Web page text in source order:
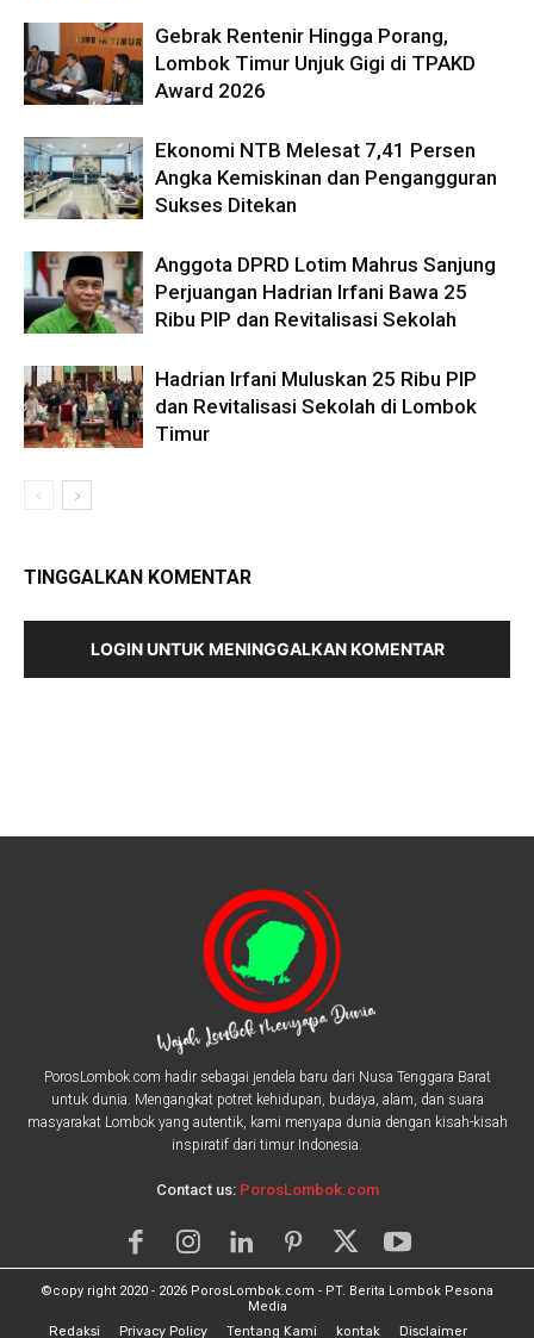
Gebrak Rentenir Hingga Porang,
Lombok Timur Unjuk Gigi di TPAKD
Award 2026
Ekonomi NTB Melesat 7,41 Persen
Angka Kemiskinan dan Pengangguran
Sukses Ditekan
Anggota DPRD Lotim Mahrus Sanjung
Perjuangan Hadrian Irfani Bawa 25
Ribu PIP dan Revitalisasi Sekolah
Hadrian Irfani Muluskan 25 Ribu PIP
dan Revitalisasi Sekolah di Lombok
Timur
TINGGALKAN KOMENTAR
LOGIN UNTUK MENINGGALKAN KOMENTAR
PorosLombok.com hadir sebagai jendela baru dari Nusa Tenggara Barat
untuk dunia. Mengangkat potret kehidupan, budaya, alam, dan suara
masyarakat Lombok yang autentik, kami menyapa dunia dengan kisah-kisah
inspiratif dari timur Indonesia.
Contact us: PorosLombok.com
©copy right 2020 - 2026 PorosLombok.com - PT. Berita Lombok Pesona
Media
Redaksi
Privacy Policy Tentang Kami kontak Disclaimer